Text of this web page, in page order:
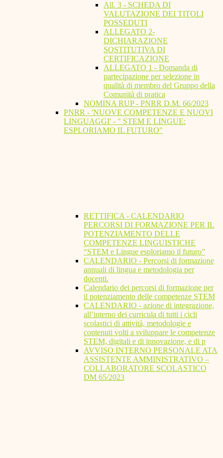
All. 3 - SCHEDA DI
VALUTAZIONE DEI TITOLI
POSSEDUTI
ALLEGATO 2-
DICHIARAZIONE
SOSTITUTIVA DI
CERTIFICAZIONE
ALLEGATO 1 - Domanda di
partecipazione per selezione in
qualità di membro del Gruppo della
Comunità di pratica
NOMINA RUP - PNRR D.M. 66/2023
PNRR - 'NUOVE COMPETENZE E NUOVI
LINGUAGGI' - " STEM E LINGUE:
ESPLORIAMO IL FUTURO"
RETTIFICA - CALENDARIO
PERCORSI DI FORMAZIONE PER IL
POTENZIAMENTO DELLE
COMPETENZE LINGUISTICHE
“STEM e Lingue esploriamo il futuro”
CALENDARIO - Percorsi di formazione
annuali di lingua e metodologia per
docenti.
Calendario dei percorsi di formazione per
il potenziamento delle competenze STEM
CALENDARIO - azione di integrazione,
all’interno dei curricula di tutti i cicli
scolastici di attività, metodologie e
contenuti volti a sviluppare le competenze
STEM, digitali e di innovazione, e di p
AVVISO INTERNO PERSONALE ATA
ASSISTENTE AMMINISTRATIVO –
COLLABORATORE SCOLASTICO
DM 65/2023